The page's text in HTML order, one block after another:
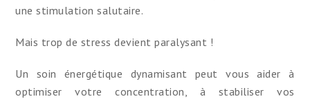
une stimulation salutaire.
Mais trop de stress devient paralysant !
Un soin énergétique dynamisant peut vous aider à
optimiser votre concentration, à stabiliser vos